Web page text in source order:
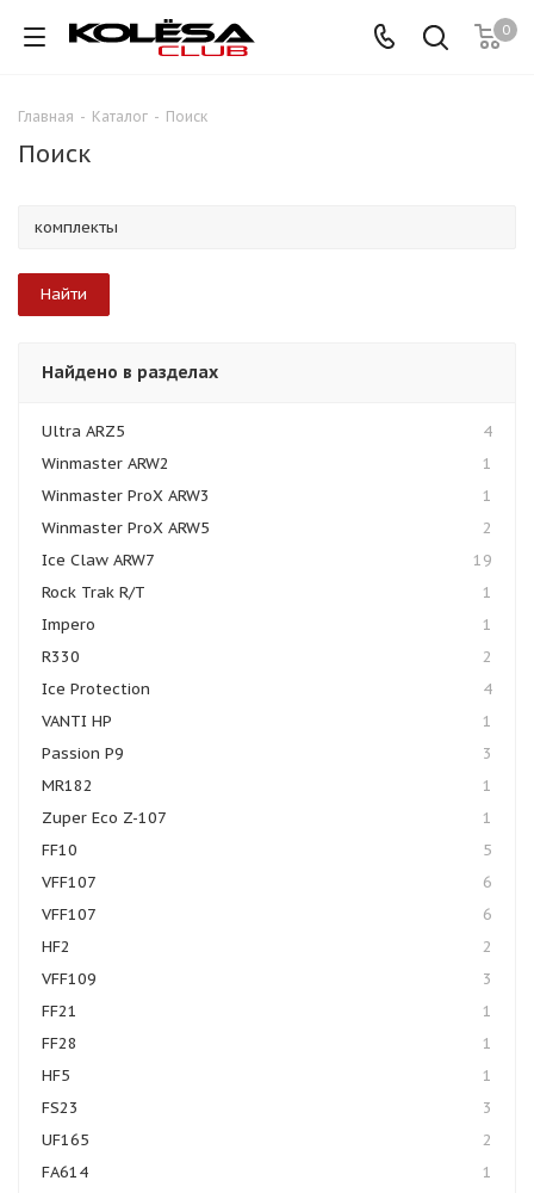
0
Главная - Каталог - Поиск
Поиск
Найдено в разделах
Ultra ARZ5
4
Winmaster ARW2
1
Winmaster ProX ARW3
1
Winmaster ProX ARW5
2
Ice Claw ARW7
19
Rock Trak R/T
1
Impero
1
R330
2
Ice Protection
4
VANTI HP
1
Passion P9
3
MR182
1
Zuper Eco Z-107
1
FF10
5
VFF107
6
VFF107
6
HF2
2
VFF109
3
FF21
1
FF28
1
HF5
1
FS23
3
UF165
2
FA614
1